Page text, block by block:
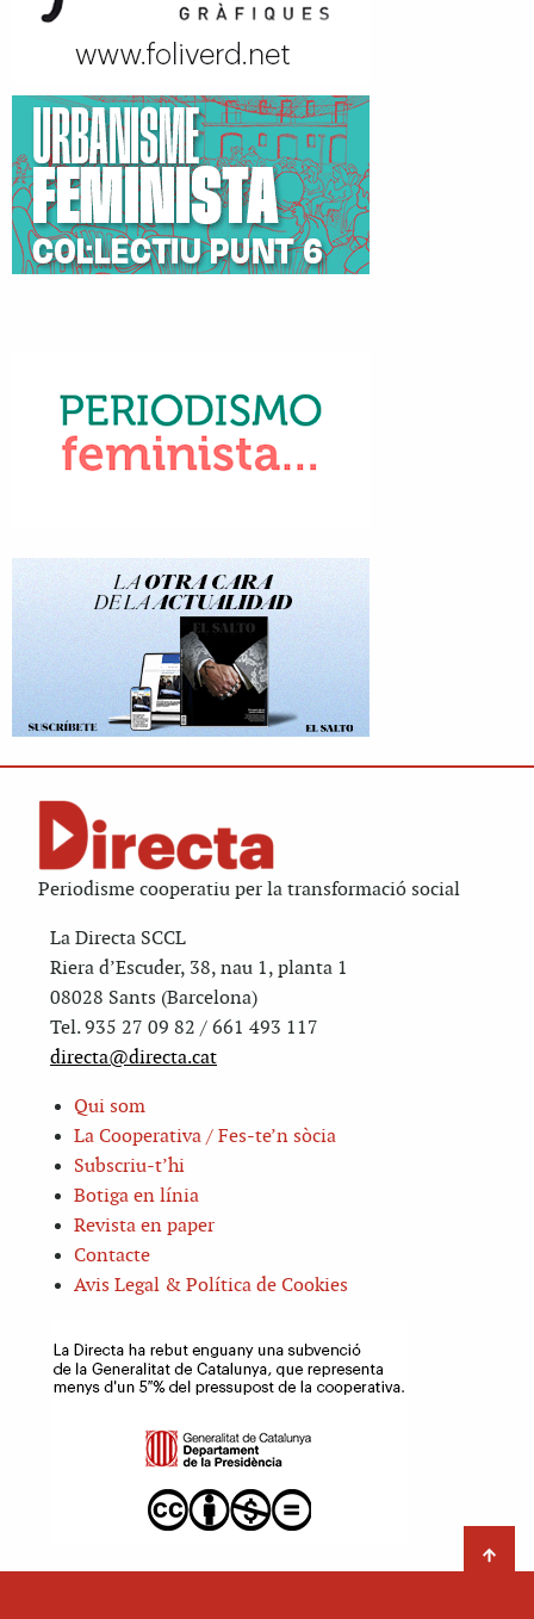
Periodisme cooperatiu per la transformació social
La Directa SCCL
Riera d’Escuder, 38, nau 1, planta 1
08028 Sants (Barcelona)
Tel. 935 27 09 82 / 661 493 117
directa@directa.cat
Qui som
La Cooperativa / Fes-te’n sòcia
Subscriu-t’hi
Botiga en línia
Revista en paper
Contacte
Avis Legal & Política de Cookies